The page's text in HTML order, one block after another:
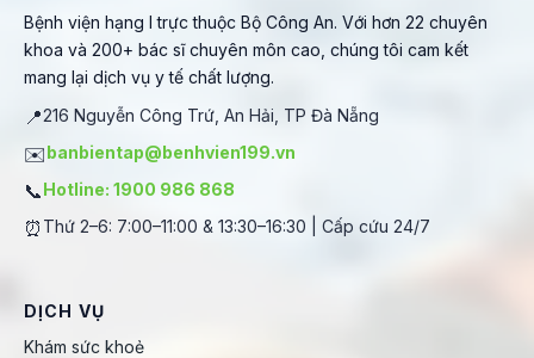
Bệnh viện hạng I trực thuộc Bộ Công An. Với hơn 22 chuyên
khoa và 200+ bác sĩ chuyên môn cao, chúng tôi cam kết
mang lại dịch vụ y tế chất lượng.
📍216 Nguyễn Công Trứ, An Hải, TP Đà Nẵng
✉️banbientap@benhvien199.vn
📞Hotline: 1900 986 868
⏰ Thứ 2–6: 7:00–11:00 & 13:30–16:30 | Cấp cứu 24/7
DỊCH VỤ
Khám sức khoẻ